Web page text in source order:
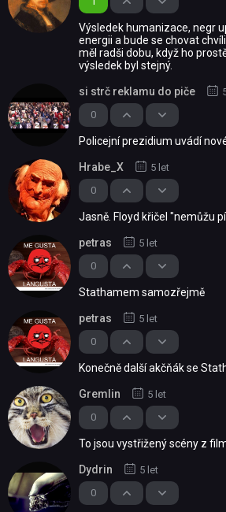
Výsledek humanizace, negr
energii a bude se chovat
měl radši dobu, když ho
výsledek byl stejný.
0
si strč reklamu do piče
Policejní prezidium uvádí
0
Hrabe_X 5 let
Jasně. Floyd křičel "nemůžu
0
petras 5 let
Stathamem samozřejmě
0
petras 5 let
Konečně další akčňák se
0
Gremlin 5 let
To jsou vystřižený scény z
0
Dydrin 5 let